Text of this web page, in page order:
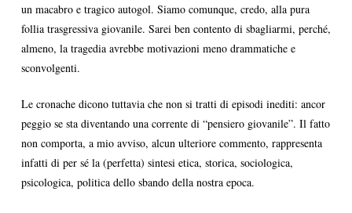
un macabro e tragico autogol. Siamo comunque, credo, alla pura
follia trasgressiva giovanile. Sarei ben contento di sbagliarmi, perché,
almeno, la tragedia avrebbe motivazioni meno drammatiche e
sconvolgenti.
Le cronache dicono tuttavia che non si tratti di episodi inediti: ancor
peggio se sta diventando una corrente di “pensiero giovanile”. Il fatto
non comporta, a mio avviso, alcun ulteriore commento, rappresenta
infatti di per sé la (perfetta) sintesi etica, storica, sociologica,
psicologica, politica dello sbando della nostra epoca.